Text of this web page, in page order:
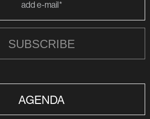
SUBSCRIBE
AGENDA